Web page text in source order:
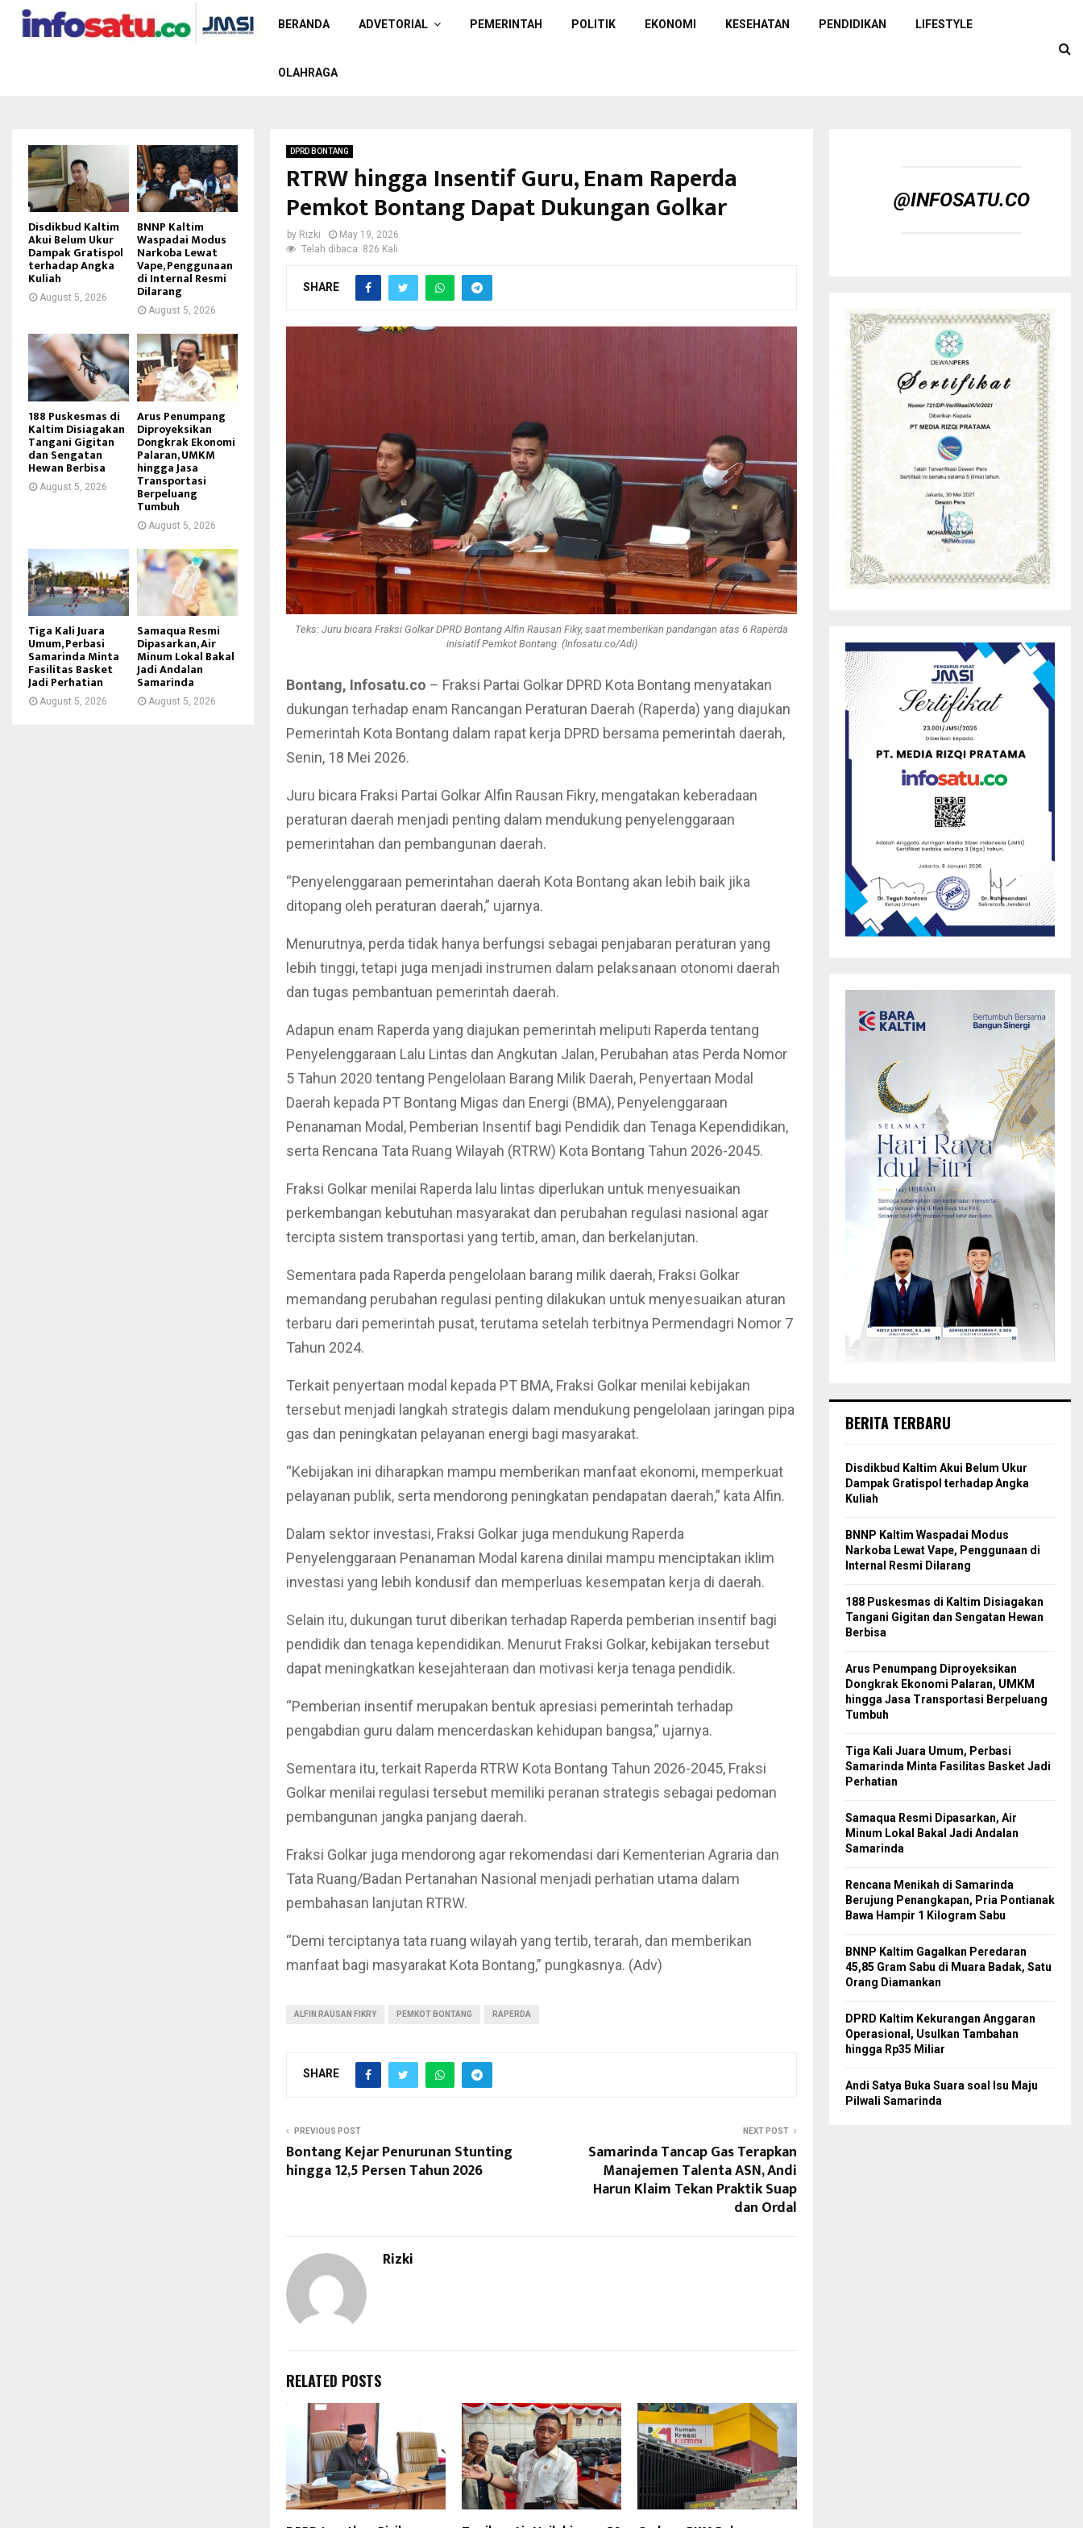
BERANDA ADVETORIAL PEMERINTAH POLITIK EKONOMI KESEHATAN PENDIDIKAN LIFESTYLE
OLAHRAGA
DPRD BONTANG
RTRW hingga Insentif Guru, Enam Raperda
Pemkot Bontang Dapat Dukungan Golkar
by Rizki
May 19, 2026
Telah dibaca: 826 Kali
SHARE
Teks: Juru bicara Fraksi Golkar DPRD Bontang Alfin Rausan Fiky, saat memberikan pandangan atas 6 Raperda
inisiatif Pemkot Bontang. (Infosatu.co/Adi)
Bontang, Infosatu.co – Fraksi Partai Golkar DPRD Kota Bontang menyatakan
dukungan terhadap enam Rancangan Peraturan Daerah (Raperda) yang diajukan
Pemerintah Kota Bontang dalam rapat kerja DPRD bersama pemerintah daerah,
Senin, 18 Mei 2026.
Juru bicara Fraksi Partai Golkar Alfin Rausan Fikry, mengatakan keberadaan
peraturan daerah menjadi penting dalam mendukung penyelenggaraan
pemerintahan dan pembangunan daerah.
“Penyelenggaraan pemerintahan daerah Kota Bontang akan lebih baik jika
ditopang oleh peraturan daerah,” ujarnya.
Menurutnya, perda tidak hanya berfungsi sebagai penjabaran peraturan yang
lebih tinggi, tetapi juga menjadi instrumen dalam pelaksanaan otonomi daerah
dan tugas pembantuan pemerintah daerah.
Adapun enam Raperda yang diajukan pemerintah meliputi Raperda tentang
Penyelenggaraan Lalu Lintas dan Angkutan Jalan, Perubahan atas Perda Nomor
5 Tahun 2020 tentang Pengelolaan Barang Milik Daerah, Penyertaan Modal
Daerah kepada PT Bontang Migas dan Energi (BMA), Penyelenggaraan
Penanaman Modal, Pemberian Insentif bagi Pendidik dan Tenaga Kependidikan,
serta Rencana Tata Ruang Wilayah (RTRW) Kota Bontang Tahun 2026-2045.
Fraksi Golkar menilai Raperda lalu lintas diperlukan untuk menyesuaikan
perkembangan kebutuhan masyarakat dan perubahan regulasi nasional agar
tercipta sistem transportasi yang tertib, aman, dan berkelanjutan.
Sementara pada Raperda pengelolaan barang milik daerah, Fraksi Golkar
memandang perubahan regulasi penting dilakukan untuk menyesuaikan aturan
terbaru dari pemerintah pusat, terutama setelah terbitnya Permendagri Nomor 7
Tahun 2024.
Terkait penyertaan modal kepada PT BMA, Fraksi Golkar menilai kebijakan
tersebut menjadi langkah strategis dalam mendukung pengelolaan jaringan pipa
gas dan peningkatan pelayanan energi bagi masyarakat.
“Kebijakan ini diharapkan mampu memberikan manfaat ekonomi, memperkuat
pelayanan publik, serta mendorong peningkatan pendapatan daerah,” kata Alfin.
Dalam sektor investasi, Fraksi Golkar juga mendukung Raperda
Penyelenggaraan Penanaman Modal karena dinilai mampu menciptakan iklim
investasi yang lebih kondusif dan memperluas kesempatan kerja di daerah.
Selain itu, dukungan turut diberikan terhadap Raperda pemberian insentif bagi
pendidik dan tenaga kependidikan. Menurut Fraksi Golkar, kebijakan tersebut
dapat meningkatkan kesejahteraan dan motivasi kerja tenaga pendidik.
“Pemberian insentif merupakan bentuk apresiasi pemerintah terhadap
pengabdian guru dalam mencerdaskan kehidupan bangsa,” ujarnya.
Sementara itu, terkait Raperda RTRW Kota Bontang Tahun 2026-2045, Fraksi
Golkar menilai regulasi tersebut memiliki peranan strategis sebagai pedoman
pembangunan jangka panjang daerah.
Fraksi Golkar juga mendorong agar rekomendasi dari Kementerian Agraria dan
Tata Ruang/Badan Pertanahan Nasional menjadi perhatian utama dalam
pembahasan lanjutan RTRW.
“Demi terciptanya tata ruang wilayah yang tertib, terarah, dan memberikan
manfaat bagi masyarakat Kota Bontang,” pungkasnya. (Adv)
ALFIN RAUSAN FIKRY PEMKOT BONTANG RAPERDA
SHARE
PREVIOUS POST
Bontang Kejar Penurunan Stunting
hingga 12,5 Persen Tahun 2026
NEXT POST
Samarinda Tancap Gas Terapkan
Manajemen Talenta ASN, Andi
Harun Klaim Tekan Praktik Suap
dan Ordal
Rizki
RELATED POSTS
Disdikbud Kaltim
Akui Belum Ukur
Dampak Gratispol
terhadap Angka
Kuliah
August 5, 2026
BNNP Kaltim
Waspadai Modus
Narkoba Lewat
Vape, Penggunaan
di Internal Resmi
Dilarang
August 5, 2026
188 Puskesmas di
Kaltim Disiagakan
Tangani Gigitan
dan Sengatan
Hewan Berbisa
August 5, 2026
Arus Penumpang
Diproyeksikan
Dongkrak Ekonomi
Palaran, UMKM
hingga Jasa
Transportasi
Berpeluang
Tumbuh
August 5, 2026
Tiga Kali Juara
Umum, Perbasi
Samarinda Minta
Fasilitas Basket
Jadi Perhatian
August 5, 2026
Samaqua Resmi
Dipasarkan, Air
Minum Lokal Bakal
Jadi Andalan
Samarinda
August 5, 2026
@INFOSATU.CO
BERITA TERBARU
Disdikbud Kaltim Akui Belum Ukur
Dampak Gratispol terhadap Angka
Kuliah
BNNP Kaltim Waspadai Modus
Narkoba Lewat Vape, Penggunaan di
Internal Resmi Dilarang
188 Puskesmas di Kaltim Disiagakan
Tangani Gigitan dan Sengatan Hewan
Berbisa
Arus Penumpang Diproyeksikan
Dongkrak Ekonomi Palaran, UMKM
hingga Jasa Transportasi Berpeluang
Tumbuh
Tiga Kali Juara Umum, Perbasi
Samarinda Minta Fasilitas Basket Jadi
Perhatian
Samaqua Resmi Dipasarkan, Air
Minum Lokal Bakal Jadi Andalan
Samarinda
Rencana Menikah di Samarinda
Berujung Penangkapan, Pria Pontianak
Bawa Hampir 1 Kilogram Sabu
BNNP Kaltim Gagalkan Peredaran
45,85 Gram Sabu di Muara Badak, Satu
Orang Diamankan
DPRD Kaltim Kekurangan Anggaran
Operasional, Usulkan Tambahan
hingga Rp35 Miliar
Andi Satya Buka Suara soal Isu Maju
Pilwali Samarinda